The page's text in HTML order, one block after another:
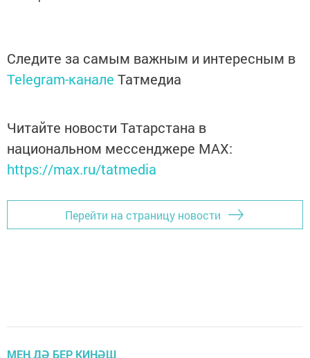
Следите за самым важным и интересным в
Telegram-канале Татмедиа
Читайте новости Татарстана в
национальном мессенджере MАХ:
https://max.ru/tatmedia
Перейти на страницу новости
МЕҢ ДӘ БЕР КИҢӘШ